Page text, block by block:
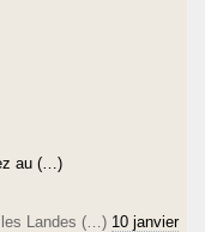
au (…)
les Landes (…) 10 janvier